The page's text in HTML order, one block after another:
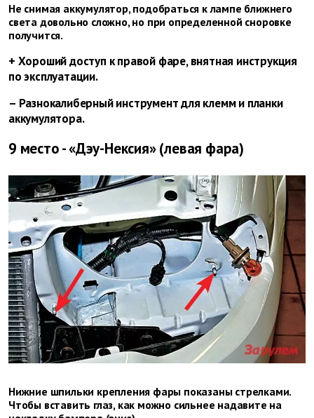
Не снимая аккумулятор, подобраться к лампе ближнего
света довольно сложно, но при определенной сноровке
получится.
+ Хороший доступ к правой фаре, внятная инструкция
по эксплуатации.
– Разнокалиберный инструмент для клемм и планки
аккумулятора.
9 место - «Дэу-Нексия» (левая фара)
Нижние шпильки крепления фары показаны стрелками.
Чтобы вставить глаз, как можно сильнее надавите на